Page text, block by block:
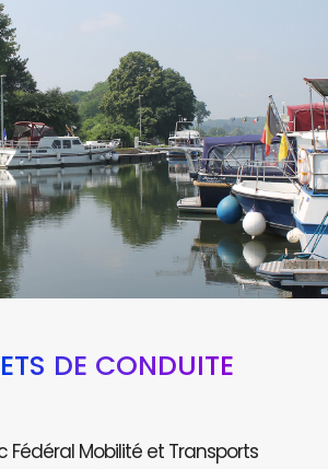
DE CONDUITE
Fédéral Mobilité et Transports